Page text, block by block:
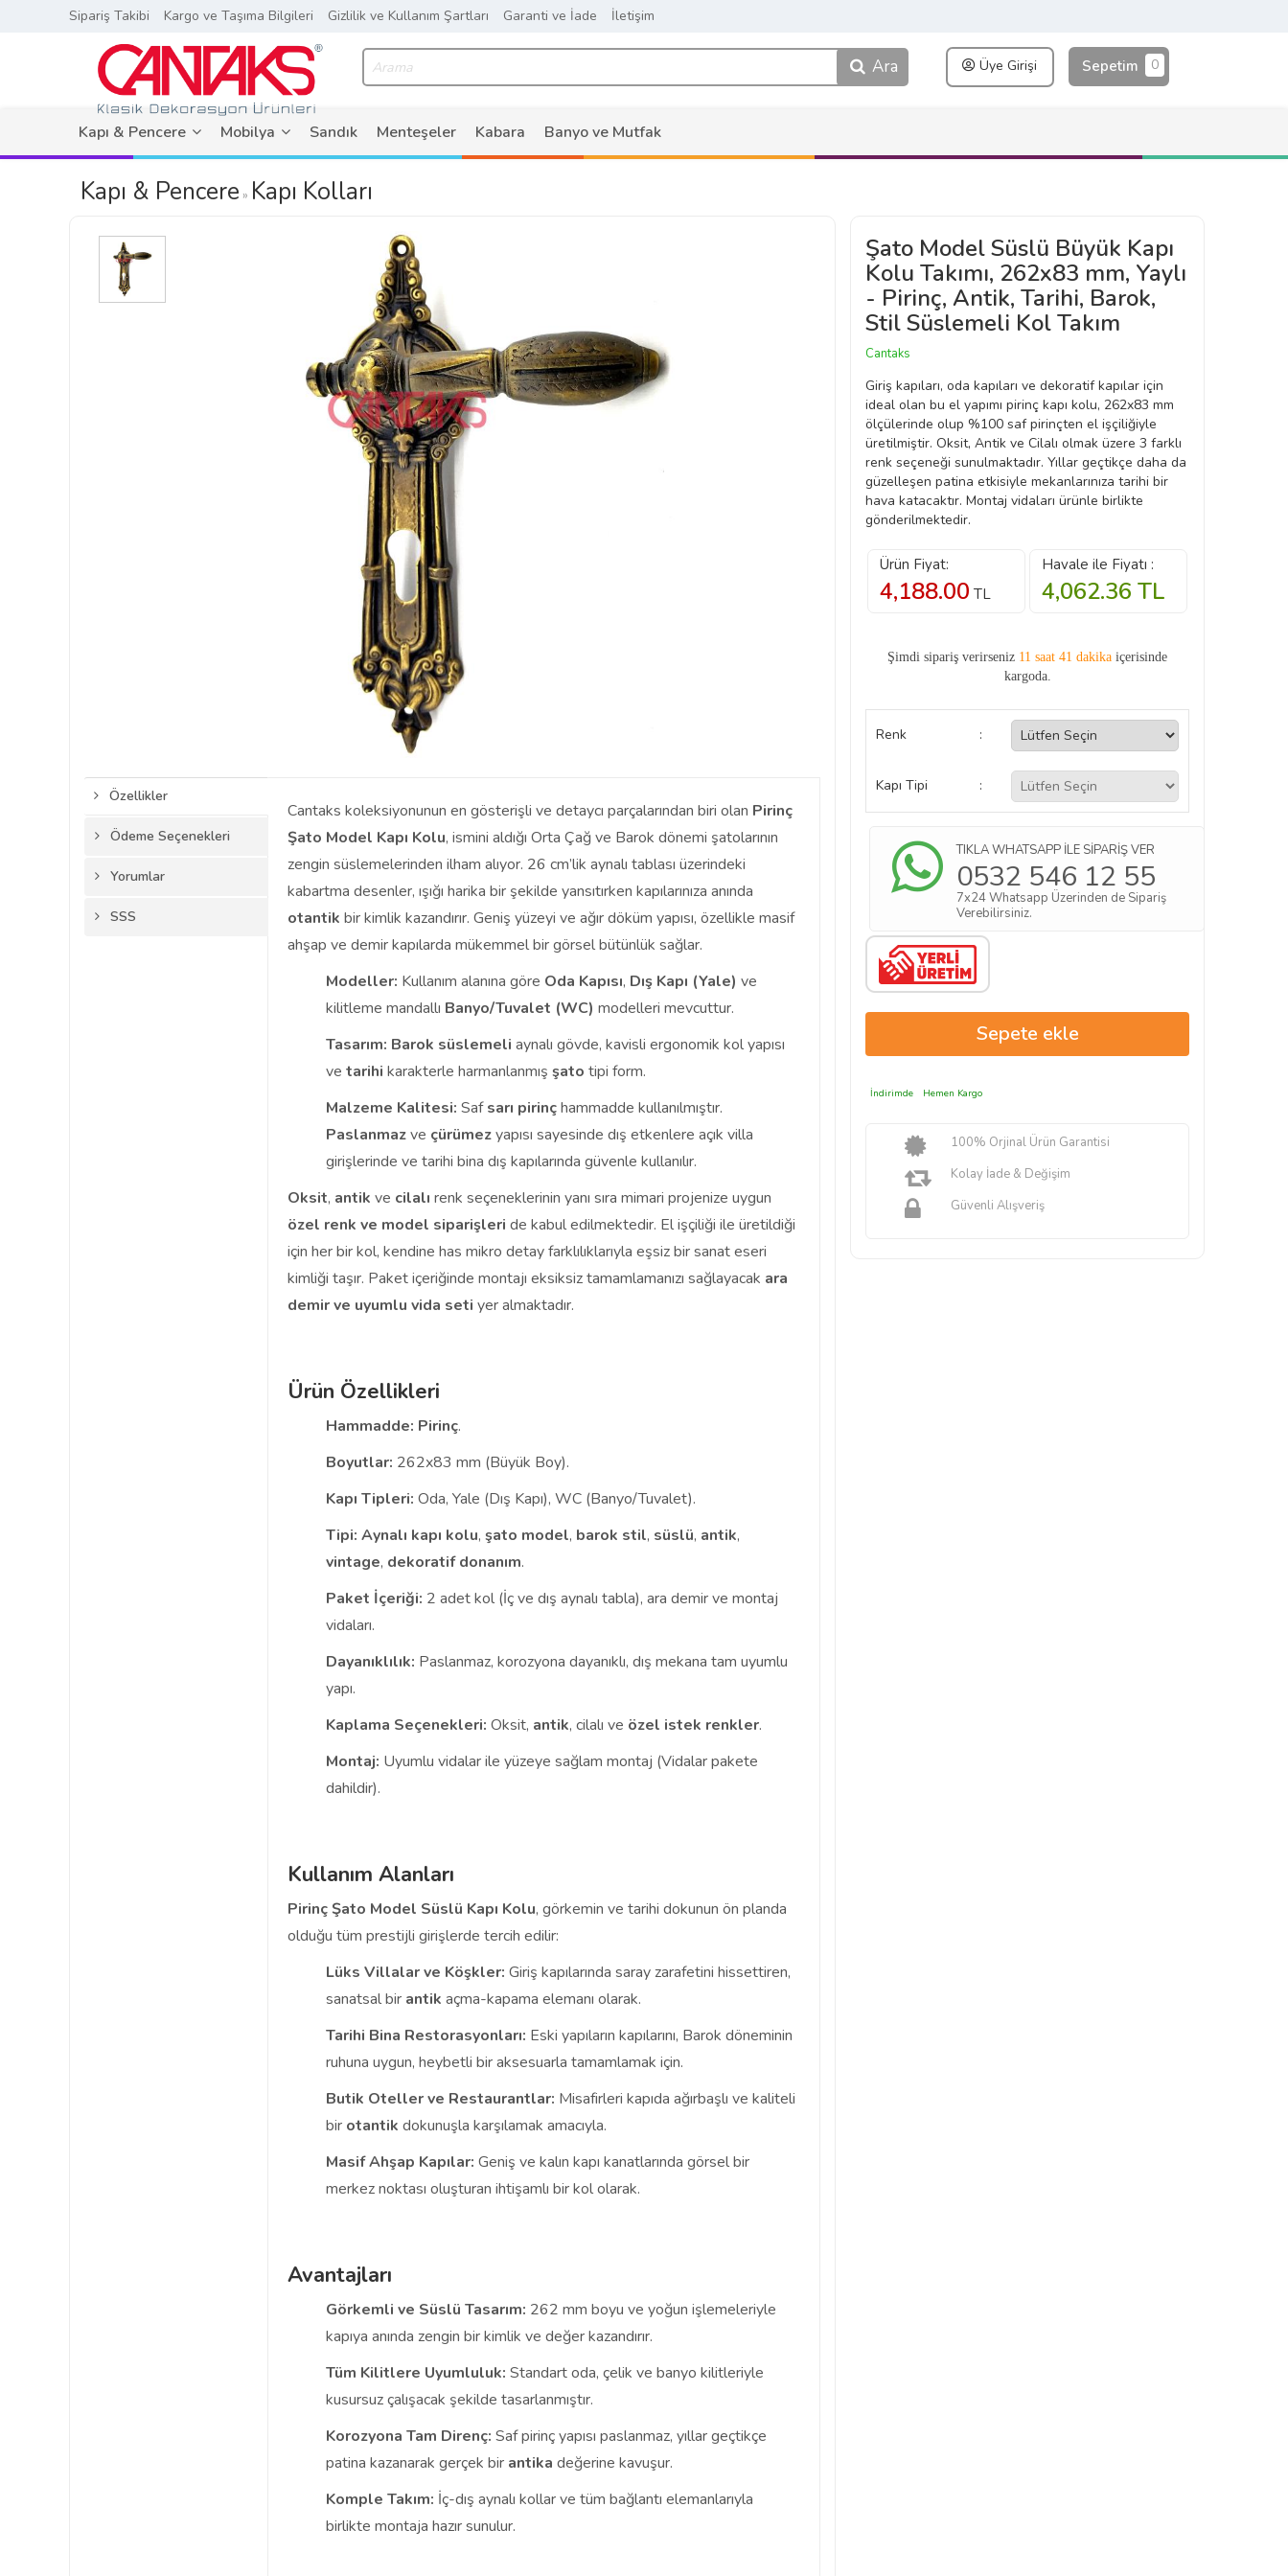
Sipariş Takibi Kargo ve Taşıma Bilgileri Gizlilik ve Kullanım Şartları Garanti ve İade İletişim
Ara Üye Girişi 0
Sepetim
Kapı & Pencere Mobilya Sandık Menteşeler Kabara Banyo ve Mutfak
Kapı & Pencere » Kapı Kolları
Özellikler
Ödeme Seçenekleri
Yorumlar
SSS
Cantaks koleksiyonunun en gösterişli ve detaycı parçalarından biri olan Pirinç
Şato Model Kapı Kolu, ismini aldığı Orta Çağ ve Barok dönemi şatolarının
zengin süslemelerinden ilham alıyor. 26 cm’lik aynalı tablası üzerindeki
kabartma desenler, ışığı harika bir şekilde yansıtırken kapılarınıza anında
otantik bir kimlik kazandırır. Geniş yüzeyi ve ağır döküm yapısı, özellikle masif
ahşap ve demir kapılarda mükemmel bir görsel bütünlük sağlar.
Modeller: Kullanım alanına göre Oda Kapısı, Dış Kapı (Yale) ve
kilitleme mandallı Banyo/Tuvalet (WC) modelleri mevcuttur.
Tasarım: Barok süslemeli aynalı gövde, kavisli ergonomik kol yapısı
ve tarihi karakterle harmanlanmış şato tipi form.
Malzeme Kalitesi: Safsarı pirinçhammadde kullanılmıştır.
Paslanmazve çürümezyapısı sayesinde dış etkenlere açık villa
girişlerinde ve tarihi bina dış kapılarında güvenle kullanılır.
Oksit, antik ve cilalı renk seçeneklerinin yanı sıra mimari projenize uygun
özel renk ve model siparişleri de kabul edilmektedir. El işçiliği ile üretildiği
için her bir kol, kendine has mikro detay farklılıklarıyla eşsiz bir sanat eseri
kimliği taşır. Paket içeriğinde montajı eksiksiz tamamlamanızı sağlayacak ara
demir ve uyumlu vida seti yer almaktadır.
Ürün Özellikleri
Hammadde: Pirinç.
Boyutlar: 262x83 mm (Büyük Boy).
Kapı Tipleri: Oda, Yale (Dış Kapı), WC (Banyo/Tuvalet).
Tipi: Aynalı kapı kolu, şato model, barok stil, süslü, antik,
vintage, dekoratif donanım.
Paket İçeriği: 2 adet kol (İç ve dış aynalı tabla), ara demir ve montaj
vidaları.
Dayanıklılık: Paslanmaz, korozyona dayanıklı, dış mekana tam uyumlu
yapı.
Kaplama Seçenekleri: Oksit, antik, cilalı ve özel istek renkler.
Montaj: Uyumlu vidalar ile yüzeye sağlam montaj (Vidalar pakete
dahildir).
Kullanım Alanları
Pirinç Şato Model Süslü Kapı Kolu, görkemin ve tarihi dokunun ön planda
olduğu tüm prestijli girişlerde tercih edilir:
Lüks Villalar ve Köşkler: Giriş kapılarında saray zarafetini hissettiren,
sanatsal bir antik açma-kapama elemanı olarak.
Tarihi Bina Restorasyonları: Eski yapıların kapılarını, Barok döneminin
ruhuna uygun, heybetli bir aksesuarla tamamlamak için.
Butik Oteller ve Restaurantlar: Misafirleri kapıda ağırbaşlı ve kaliteli
bir otantik dokunuşla karşılamak amacıyla.
Masif Ahşap Kapılar: Geniş ve kalın kapı kanatlarında görsel bir
merkez noktası oluşturan ihtişamlı bir kol olarak.
Avantajları
Görkemli ve Süslü Tasarım: 262 mm boyu ve yoğun işlemeleriyle
kapıya anında zengin bir kimlik ve değer kazandırır.
Tüm Kilitlere Uyumluluk: Standart oda, çelik ve banyo kilitleriyle
kusursuz çalışacak şekilde tasarlanmıştır.
Korozyona Tam Direnç: Saf pirinç yapısı paslanmaz, yıllar geçtikçe
patina kazanarak gerçek bir antika değerine kavuşur.
Komple Takım: İç-dış aynalı kollar ve tüm bağlantı elemanlarıyla
birlikte montaja hazır sunulur.
Şato Model Süslü Büyük Kapı
Kolu Takımı, 262x83 mm, Yaylı
- Pirinç, Antik, Tarihi, Barok,
Stil Süslemeli Kol Takım
Cantaks
Giriş kapıları, oda kapıları ve dekoratif kapılar için
ideal olan bu el yapımı pirinç kapı kolu, 262x83 mm
ölçülerinde olup %100 saf pirinçten el işçiliğiyle
üretilmiştir. Oksit, Antik ve Cilalı olmak üzere 3 farklı
renk seçeneği sunulmaktadır. Yıllar geçtikçe daha da
güzelleşen patina etkisiyle mekanlarınıza tarihi bir
hava katacaktır. Montaj vidaları ürünle birlikte
gönderilmektedir.
Ürün Fiyat:
4,188.00 TL
Havale ile Fiyatı :
4,062.36 TL
Şimdi sipariş verirseniz 11 saat 41 dakika içerisinde
kargoda.
Renk :
Kapı Tipi :
TIKLA WHATSAPP İLE SİPARİŞ VER
0532 546 12 55
7x24 Whatsapp Üzerinden de Sipariş
Verebilirsiniz.
İndirimde Hemen Kargo
100% Orjinal Ürün Garantisi
Kolay İade & Değişim
Güvenli Alışveriş